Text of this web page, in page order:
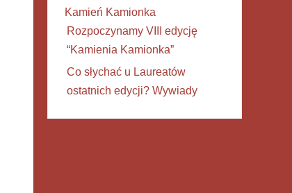
Kamień Kamionka
Rozpoczynamy VIII edycję
“Kamienia Kamionka”
Co słychać u Laureatów
ostatnich edycji? Wywiady